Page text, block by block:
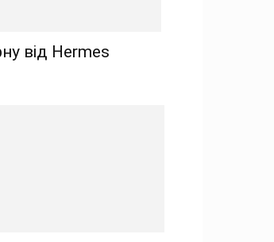
від Hermes